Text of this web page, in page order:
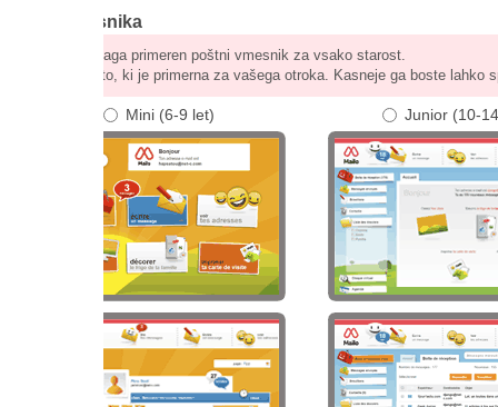
primeren poštni vmesnik za vsako starost.
ki je primerna za vašega otroka. Kasneje ga boste lahko spremenili.
Mini (6-9 let) Junior (10-14 let)